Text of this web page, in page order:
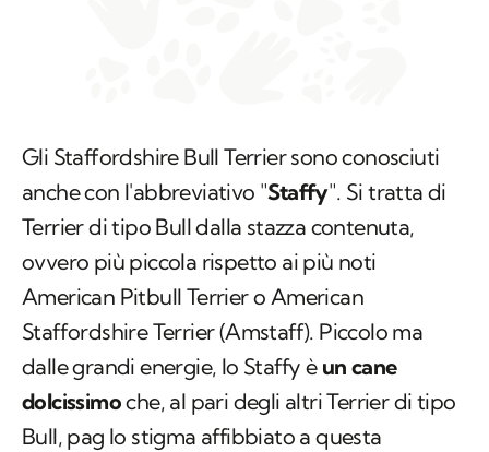
Gli Staffordshire Bull Terrier sono conosciuti
anche con l'abbreviativo "Staffy". Si tratta di
Terrier di tipo Bull dalla stazza contenuta,
ovvero più piccola rispetto ai più noti
American Pitbull Terrier o American
Staffordshire Terrier (Amstaff). Piccolo ma
dalle grandi energie, lo Staffy è un cane
dolcissimoche, al pari degli altri Terrier di tipo
Bull, pag lo stigma affibbiato a questa